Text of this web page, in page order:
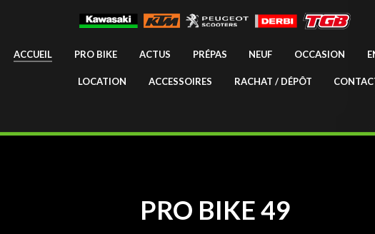
ACCUEIL PRO BIKE ACTUS PRÉPAS NEUF OCCASION
LOCATION ACCESSOIRES RACHAT / DÉPÔT
PRO BIKE 49